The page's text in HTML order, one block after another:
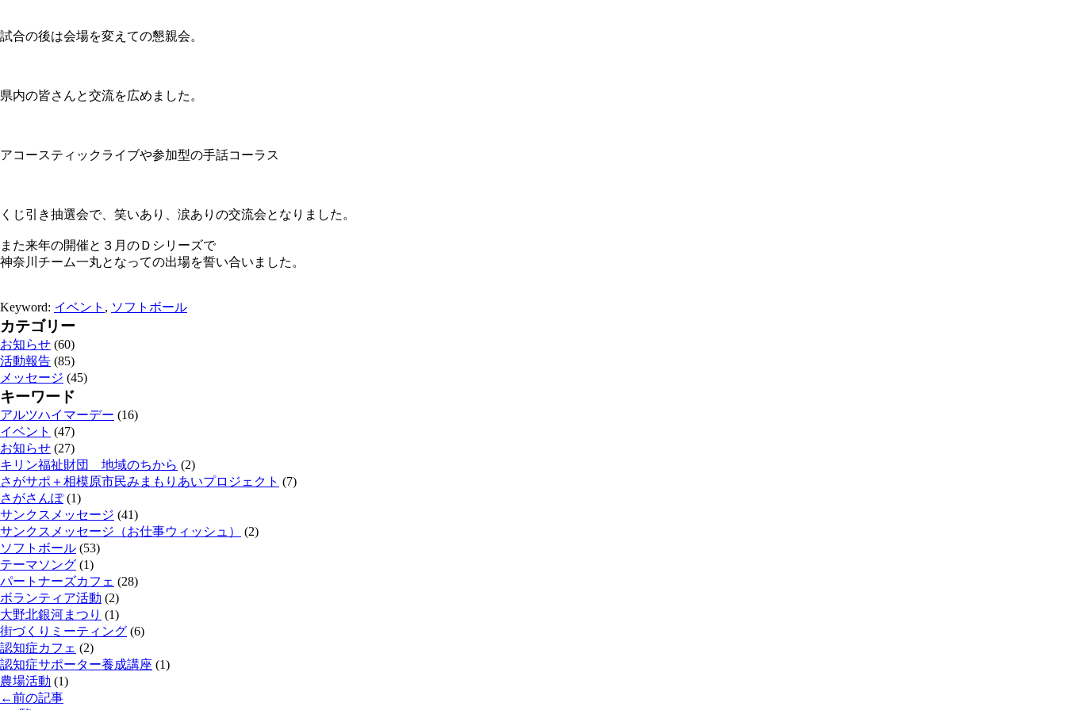
試合の後は会場を変えての懇親会。
県内の皆さんと交流を広めました。
アコースティックライブや参加型の手話コーラス
くじ引き抽選会で、笑いあり、涙ありの交流会となりました。
また来年の開催と３月のＤシリーズで
神奈川チーム一丸となっての出場を誓い合いました。
Keyword: イベント , ソフトボール
カテゴリー
お知らせ (60)
活動報告 (85)
メッセージ (45)
キーワード
アルツハイマーデー (16)
イベント (47)
お知らせ (27)
キリン福祉財団 地域のちから (2)
さがサポ＋相模原市民みまもりあいプロジェクト (7)
さがさんぽ(1)
サンクスメッセージ (41)
サンクスメッセージ（お仕事ウィッシュ）
(2)
ソフトボール (53)
テーマソング (1)
パートナーズカフェ (28)
ボランティア活動 (2)
大野北銀河まつり (1)
街づくりミーティング (6)
認知症カフェ (2)
認知症サポーター養成講座 (1)
農場活動 (1)
←前の記事